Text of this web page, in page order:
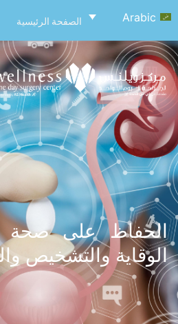
Arabic الصفحة الرئيسية
الحفاظ على صحة
الوقاية والتشخيص